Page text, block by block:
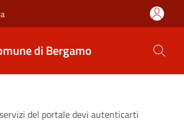
di Bergamo
pane
del portale devi autenticarti